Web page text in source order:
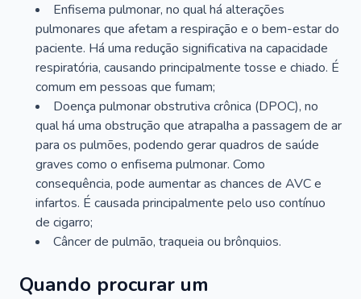
Enfisema pulmonar, no qual há alterações
pulmonares que afetam a respiração e o bem-estar do
paciente. Há uma redução significativa na capacidade
respiratória, causando principalmente tosse e chiado. É
comum em pessoas que fumam;
Doença pulmonar obstrutiva crônica (DPOC), no
qual há uma obstrução que atrapalha a passagem de ar
para os pulmões, podendo gerar quadros de saúde
graves como o enfisema pulmonar. Como
consequência, pode aumentar as chances de AVC e
infartos. É causada principalmente pelo uso contínuo
de cigarro;
Câncer de pulmão, traqueia ou brônquios.
Quando procurar um